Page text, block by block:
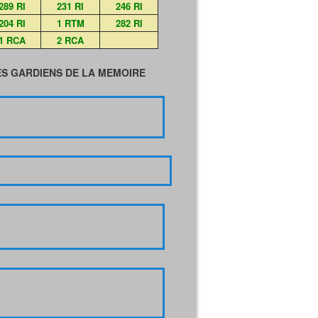
RI 231 RI
246 RI
RI
1 RTM
282 RI
RCA
2 RCA
GARDIENS DE LA MEMOIRE